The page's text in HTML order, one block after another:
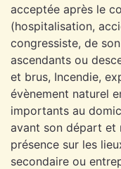
acceptée après le
(hospitalisation,
congressiste, de
ascendants ou
et brus, Incendie,
évènement naturel
importants au
avant son départ et
présence sur les
secondaire ou